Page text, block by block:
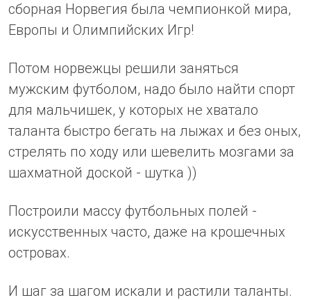
сборная Норвегия была чемпионкой мира,
Европы и Олимпийских Игр!
Потом норвежцы решили заняться
мужским футболом, надо было найти спорт
для мальчишек, у которых не хватало
таланта быстро бегать на лыжах и без оных,
стрелять по ходу или шевелить мозгами за
шахматной доской - шутка ))
Построили массу футбольных полей -
искусственных часто, даже на крошечных
островах.
И шаг за шагом искали и растили таланты.